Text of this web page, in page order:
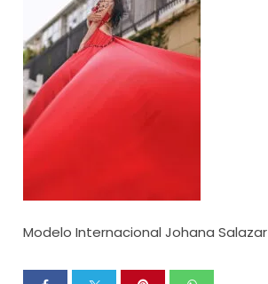
Modelo Internacional Johana Salazar